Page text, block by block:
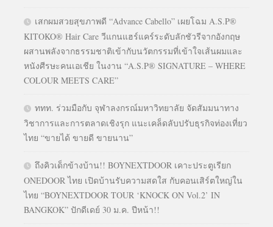
เสกผมสวยสุขภาพดี “Advance Cabello” เผยโฉม A.S.P®
KITOKO® Hair Care วีแกนแฮร์แคร์ระดับลักชัวรีจากอังกฤษ
ผสานพลังจากธรรมชาติเข้ากับนวัตกรรมที่เข้าใจเส้นผมและ
หนังศีรษะคนเอเชีย ในงาน “A.S.P® SIGNATURE – WHERE
COLOUR MEETS CARE”
ททท. ร่วมมือกับ จุฬาลงกรณ์มหาวิทยาลัย จัดสัมมนาทาง
วิชาการและการตลาดเชิงรุก แนะเคล็ดลับปรับธุรกิจท่องเที่ยว
ไทย “ขายได้ ขายดี ขายนาน”
ถึงคิวเด็กข้างบ้าน!! BOYNEXTDOOR เคาะประตูเรียก
ONEDOOR ไทย เปิดบ้านรับความสดใส กับคอนเสิร์ตใหญ่ใน
ไทย “BOYNEXTDOOR TOUR ‘KNOCK ON Vol.2’ IN
BANGKOK” ปักดีเดย์ 30 ม.ค. ปีหน้า!!